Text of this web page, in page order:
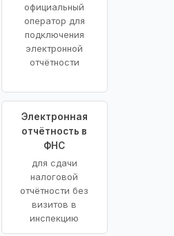
официальный
оператор для
подключения
электронной
отчётности
Электронная
отчётность в
ФНС
для сдачи
налоговой
отчётности без
визитов в
инспекцию